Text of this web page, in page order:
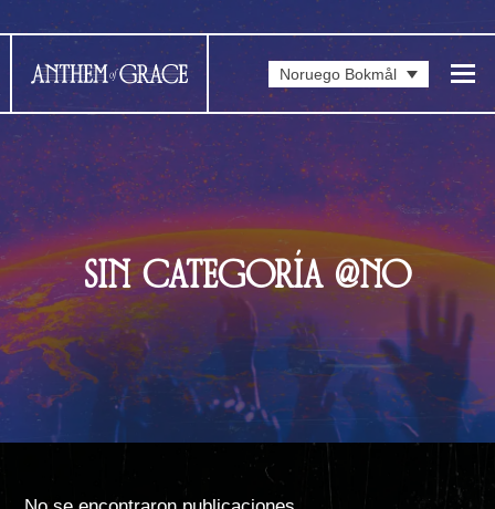
Noruego Bokmål
SIN CATEGORÍA @NO